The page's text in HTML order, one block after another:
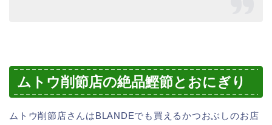
ムトウ削節店の絶品鰹節とおにぎり
ムトウ削節店さんはBLANDEでも買えるかつおぶしのお店